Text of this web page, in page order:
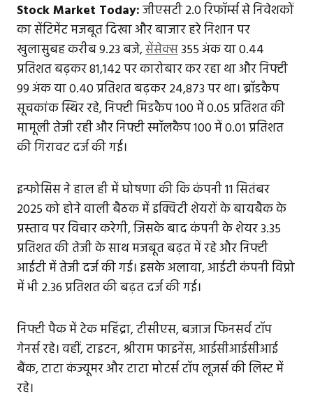
Stock Market Today:जीएसटी 2.0 रिफॉर्म्स से निवेशकों
का सेंटिमेंट मजबूत दिखा और बाजार हरे निशान पर
खुलासुबह करीब 9.23 बजे,सेंसेक्स355 अंक या 0.44
प्रतिशत बढ़कर 81,142 पर कारोबार कर रहा था और निफ्टी
99 अंक या 0.40 प्रतिशत बढ़कर 24,873 पर था। ब्रॉडकैप
सूचकांक स्थिर रहे, निफ्टी मिडकैप 100 में 0.05 प्रतिशत की
मामूली तेजी रही और निफ्टी स्मॉलकैप 100 में 0.01 प्रतिशत
की गिरावट दर्ज की गई।
इन्फोसिस ने हाल ही में घोषणा की कि कंपनी 11 सितंबर
2025 को होने वाली बैठक में इक्विटी शेयरों के बायबैक के
प्रस्ताव पर विचार करेगी, जिसके बाद कंपनी के शेयर 3.35
प्रतिशत की तेजी के साथ मजबूत बढ़त में रहे और निफ्टी
आईटी में तेजी दर्ज की गई। इसके अलावा, आईटी कंपनी विप्रो
में भी 2.36 प्रतिशत की बढ़त दर्ज की गई।
निफ्टी पैक में टेक महिंद्रा, टीसीएस, बजाज फिनसर्व टॉप
गेनर्स रहे। वहीं, टाइटन, श्रीराम फाइनेंस, आईसीआईसीआई
बैंक, टाटा कंज्यूमर और टाटा मोटर्स टॉप लूजर्स की लिस्ट में
रहे।